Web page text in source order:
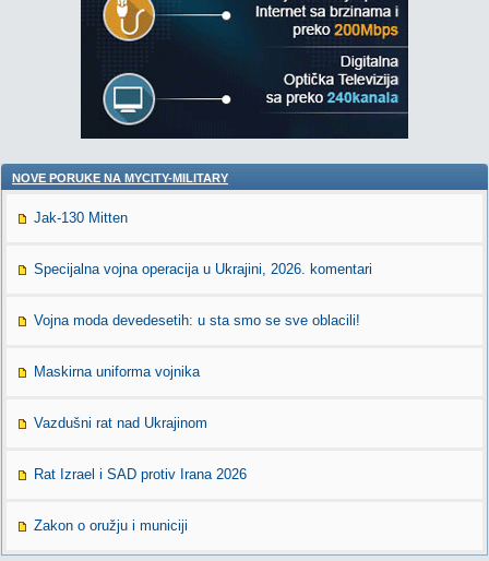
NOVE PORUKE NA MYCITY-MILITARY
Jak-130 Mitten
Specijalna vojna operacija u Ukrajini, 2026. komentari
Vojna moda devedesetih: u sta smo se sve oblacili!
Maskirna uniforma vojnika
Vazdušni rat nad Ukrajinom
Rat Izrael i SAD protiv Irana 2026
Zakon o oružju i municiji